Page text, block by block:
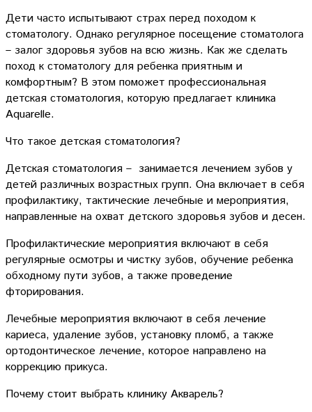
Дети часто испытывают страх перед походом к
стоматологу. Однако регулярное посещение стоматолога
– залог здоровья зубов на всю жизнь. Как же сделать
поход к стоматологу для ребенка приятным и
комфортным? В этом поможет профессиональная
детская стоматология, которую предлагает клиника
Aquarelle.
Что такое детская стоматология?
Детская стоматология – занимается лечением зубов у
детей различных возрастных групп. Она включает в себя
профилактику, тактические лечебные и мероприятия,
направленные на охват детского здоровья зубов и десен.
Профилактические мероприятия включают в себя
регулярные осмотры и чистку зубов, обучение ребенка
обходному пути зубов, а также проведение
фторирования.
Лечебные мероприятия включают в себя лечение
кариеса, удаление зубов, установку пломб, а также
ортодонтическое лечение, которое направлено на
коррекцию прикуса.
Почему стоит выбрать клинику Акварель?